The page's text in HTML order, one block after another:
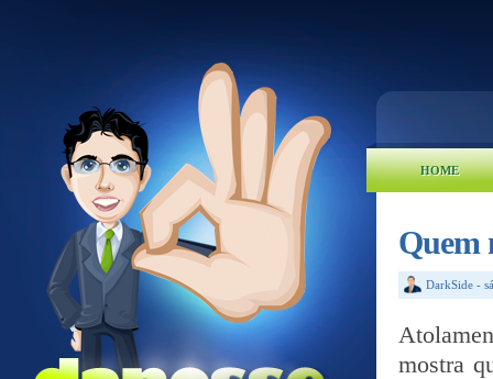
HOME
Quem
DarkSide -
mostra